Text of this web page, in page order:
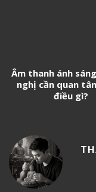
Âm thanh ánh
nghị cần quan
điều gì?